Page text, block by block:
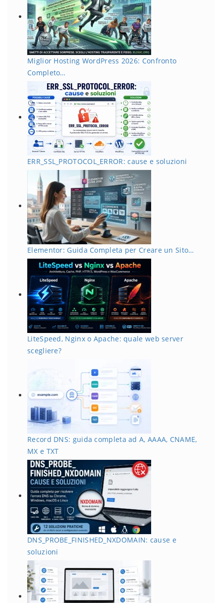
Miglior Hosting WordPress 2026: Confronto
Completo…
ERR_SSL_PROTOCOL_ERROR: cause e soluzioni
Elementor: Guida Completa per Creare un Sito…
LiteSpeed, Nginx o Apache: quale web server
scegliere?
Record DNS: guida completa ad A, AAAA, CNAME,
MX e TXT
DNS_PROBE_FINISHED_NXDOMAIN: cause e
soluzioni